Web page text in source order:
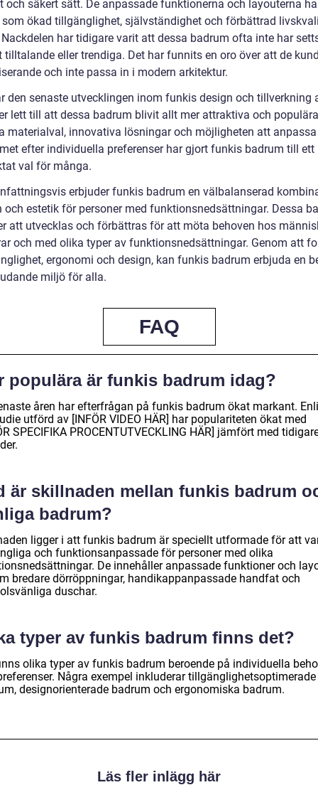
och säkert sätt. De anpassade funktionerna och layouterna
ökad tillgänglighet, självständighet och förbättrad
har tidigare varit att dessa badrum ofta inte har
tilltalande eller trendiga. Det har funnits en oro över att de
och inte passa in i modern arkitektur.
den senaste utvecklingen inom funkis design och tillverkning
lett till att dessa badrum blivit allt mer attraktiva och
materialval, innovativa lösningar och möjligheten att anpassa
efter individuella preferenser har gjort funkis badrum till ett
val för många.
erbjuder funkis badrum en välbalanserad
och estetik för personer med funktionsnedsättningar. Dessa
att utvecklas och förbättras för att möta behoven hos
och med olika typer av funktionsnedsättningar. Genom att
ergonomi och design, kan funkis badrum erbjuda en
miljö för alla.
FAQ
populära är funkis badrum idag?
åren har efterfrågan på funkis badrum ökat markant.
utförd av [INFÖR VIDEO HÄR] har populariteten ökat med
SPECIFIKA PROCENTUTVECKLING HÄR] jämfört med
är skillnaden mellan funkis badrum
badrum?
ligger i att funkis badrum är speciellt utformade för att
och funktionsanpassade för personer med olika
De innehåller anpassade funktioner och
bredare dörröppningar, handikappanpassade handfat och
duschar.
typer av funkis badrum finns det?
olika typer av funkis badrum beroende på individuella
Några exempel inkluderar tillgänglighetsoptimerade
designorienterade badrum och ergonomiska badrum.
Läs fler inlägg här